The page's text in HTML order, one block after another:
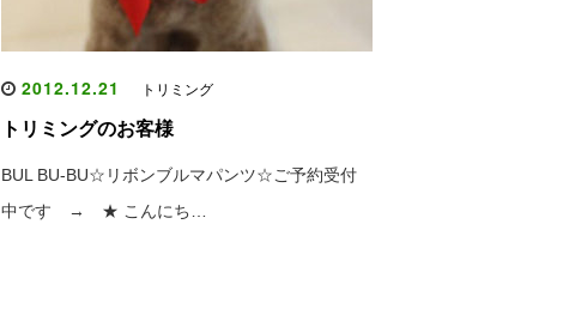
2012.12.21 トリミング
トリミングのお客様
BUL BU-BU☆リボンブルマパンツ☆ご予約受付
中です → ★ こんにち…